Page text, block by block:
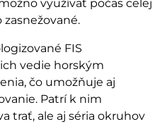
využívať počas celej
FIS
vedie horským
čo umožňuje aj
Patrí k nim
trať, ale aj séria okruhov